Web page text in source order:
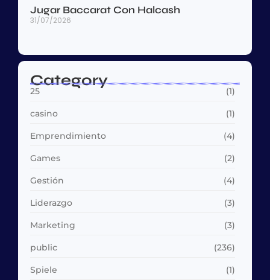
Jugar Baccarat Con Halcash
31/07/2026
Category
25 (1)
casino (1)
Emprendimiento (4)
Games (2)
Gestión (4)
Liderazgo (3)
Marketing (3)
public (236)
Spiele (1)